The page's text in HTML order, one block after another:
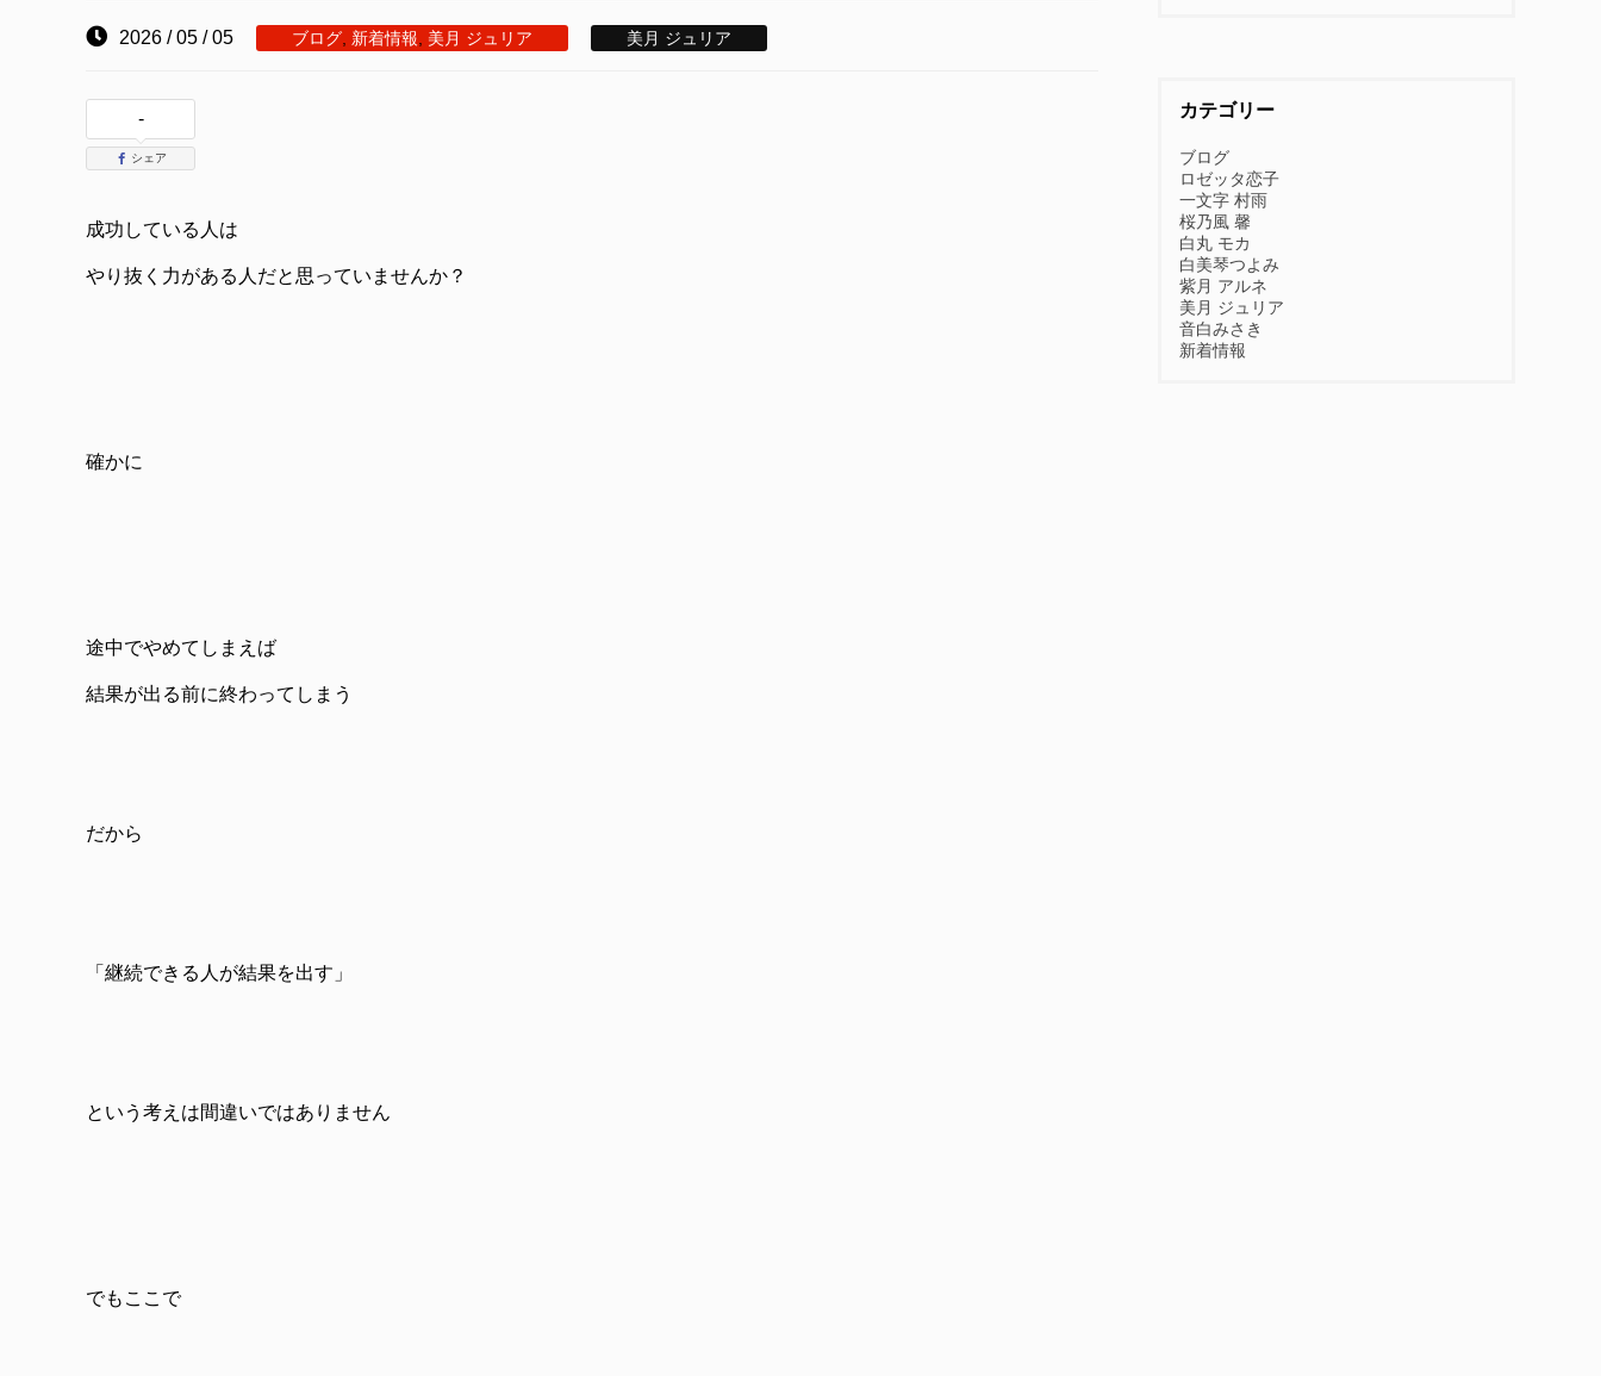
2026 / 05 / 05 ブログ 新着情報 美月 ジュリア 美月 ジュリア
-
シェア
成功している人は
やり抜く力がある人だと思っていませんか？
確かに
途中でやめてしまえば
結果が出る前に終わってしまう
だから
「継続できる人が結果を出す」
という考えは間違いではありません
でもここで
カテゴリー
ブログ
ロゼッタ恋子
一文字 村雨
桜乃風 馨
白丸 モカ
白美琴つよみ
紫月 アルネ
美月 ジュリア
音白みさき
新着情報